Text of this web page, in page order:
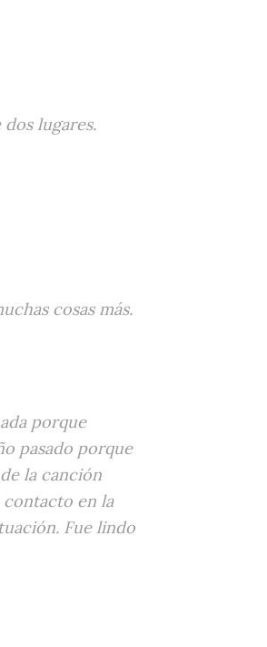
lugares.
cosas más.
porque
pasado porque
la canción
contacto en la
Fue lindo